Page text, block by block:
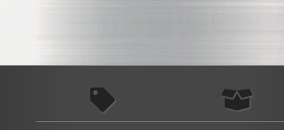
diskutiert werden. Es ist wie ein Chat.
Verwendung eines